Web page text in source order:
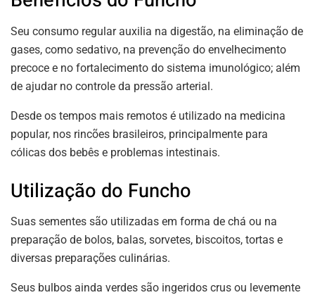
Seu consumo regular auxilia na digestão, na eliminação de
gases, como sedativo, na prevenção do envelhecimento
precoce e no fortalecimento do sistema imunológico; além
de ajudar no controle da pressão arterial.
Desde os tempos mais remotos é utilizado na medicina
popular, nos rincões brasileiros, principalmente para
cólicas dos bebês e problemas intestinais.
Utilização do Funcho
Suas sementes são utilizadas em forma de chá ou na
preparação de bolos, balas, sorvetes, biscoitos, tortas e
diversas preparações culinárias.
Seus bulbos ainda verdes são ingeridos crus ou levemente